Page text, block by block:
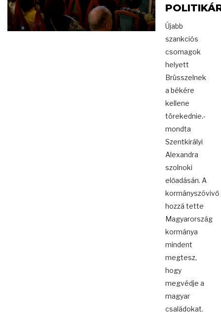
Újabb
szankciós
csomagok
helyett
Brüsszelnek
a békére
kellene
törekednie.-
mondta
Szentkirályi
Alexandra
szolnoki
előadásán. A
kormányszóvivő
hozzá tette
Magyarország
kormánya
mindent
megtesz,
hogy
megvédje a
magyar
családokat.